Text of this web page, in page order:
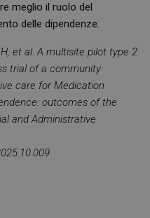
meglio il ruolo del
delle dipendenze.
et al. A multisite pilot type 2
trial of a community
care for Medication
outcomes of the
and Administrative